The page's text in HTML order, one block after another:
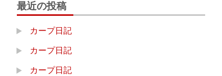
最近の投稿
カープ日記
カープ日記
カープ日記